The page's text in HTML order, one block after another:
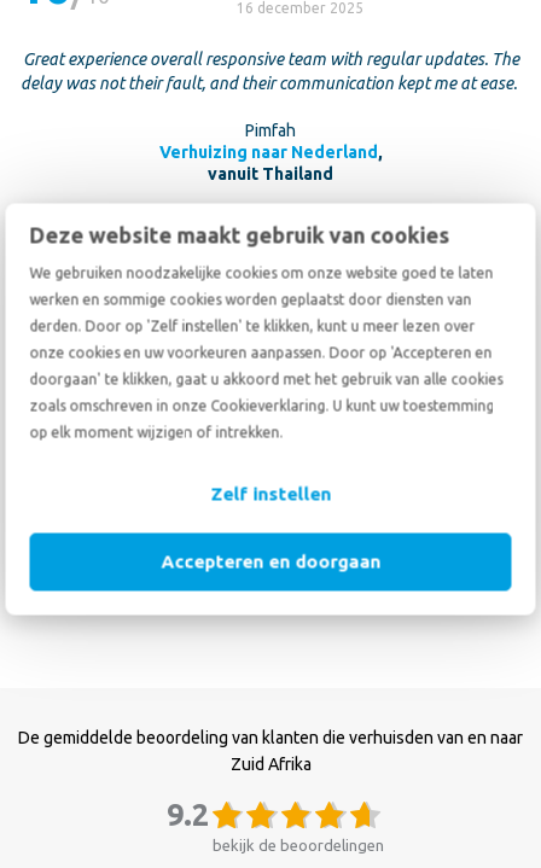
Deze website maakt gebruik van cookies
We gebruiken noodzakelijke cookies om onze website goed te laten
werken en sommige cookies worden geplaatst door diensten van
derden. Door op 'Zelf instellen' te klikken, kunt u meer lezen over
onze cookies en uw voorkeuren aanpassen. Door op 'Accepteren en
doorgaan' te klikken, gaat u akkoord met het gebruik van alle cookies
zoals omschreven in onze Cookieverklaring. U kunt uw toestemming
op elk moment wijzigen of intrekken.
Zelf instellen
Accepteren en doorgaan
16 december 2025
Great experience overall responsive team with regular updates. The
delay was not their fault, and their communication kept me at ease.
Pimfah
Verhuizing naar Nederland ,
vanuit Thailand
10 10
08 oktober 2025
I was very impressed by the services provided by De Haan and also
avail your services without a second thought.
R. Shaheed
Verhuizing naar Nederland,
De gemiddelde beoordeling van klanten die verhuisden van en naar
Zuid Afrika
bekijk de beoordelingen
9.2